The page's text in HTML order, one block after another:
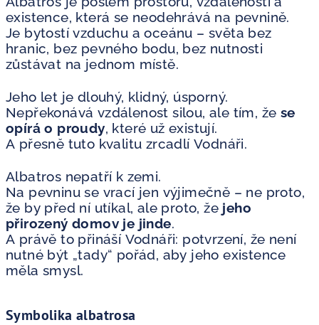
existence, která se neodehrává na pevnině.
Je bytostí vzduchu a oceánu – světa bez
hranic, bez pevného bodu, bez nutnosti
zůstávat na jednom místě.
Jeho let je dlouhý, klidný, úsporný.
Nepřekonává vzdálenost silou, ale tím, že se
opírá o proudy, které už existují.
A přesně tuto kvalitu zrcadlí Vodnáři.
Albatros nepatří k zemi.
Na pevninu se vrací jen výjimečně – ne proto,
že by před ní utíkal, ale proto, že jeho
přirozený domov je jinde.
A právě to přináší Vodnáři: potvrzení, že není
nutné být „tady“ pořád, aby jeho existence
měla smysl.
Symbolika albatrosa